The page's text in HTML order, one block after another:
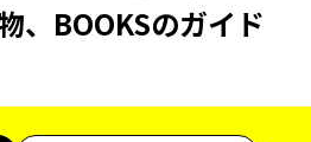
、BOOKSのガイド